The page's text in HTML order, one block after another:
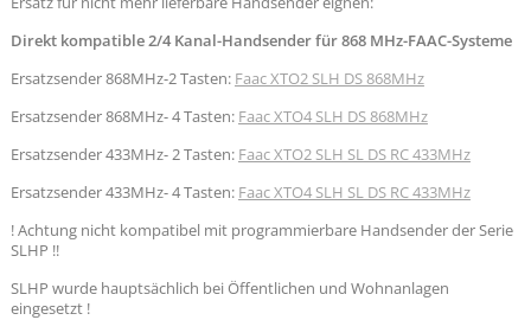
Direkt kompatible 2/4 Kanal-Handsender für 868 MHz-FAAC-Systeme
Ersatzsender 868MHz-2 Tasten: Faac XTO2 SLH DS 868MHz
Ersatzsender 868MHz- 4 Tasten: Faac XTO4 SLH DS 868MHz
Ersatzsender 433MHz- 2 Tasten: Faac XTO2 SLH SL DS RC 433MHz
Ersatzsender 433MHz- 4 Tasten: Faac XTO4 SLH SL DS RC 433MHz
! Achtung nicht kompatibel mit programmierbare Handsender der Serie
SLHP !!
SLHP wurde hauptsächlich bei Öffentlichen und Wohnanlagen
eingesetzt !